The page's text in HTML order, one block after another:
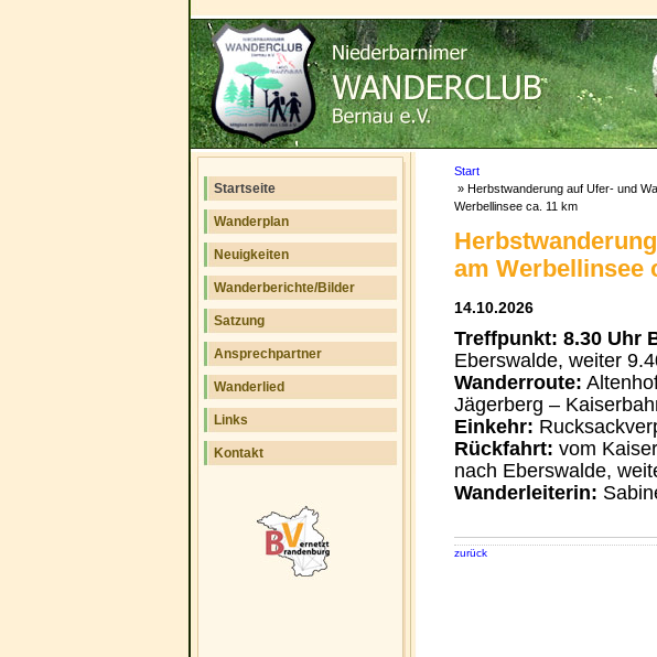
Startseite
Wanderplan
Neuigkeiten
Wanderberichte/Bilder
Satzung
Ansprechpartner
Wanderlied
Links
Kontakt
Start
Herbstwanderung auf Ufer- und
Werbellinsee ca. 11 km
am Werbellinsee
14.10.2026
Treffpunkt: 8.30 Uhr
Eberswalde, weiter
Wanderroute:
Jägerberg –
Einkehr:
Rückfahrt: vom
nach Eberswalde,
Wanderleiterin:
zurück